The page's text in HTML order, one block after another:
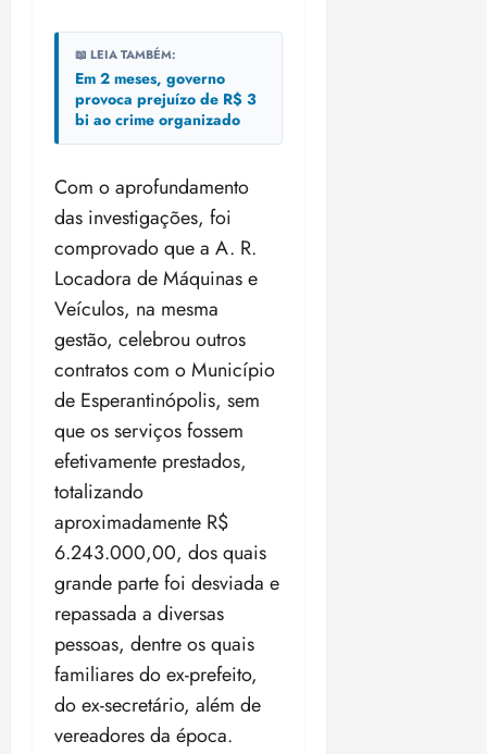
📖 LEIA TAMBÉM:
Em 2 meses, governo
provoca prejuízo de R$ 3
bi ao crime organizado
Com o aprofundamento
das investigações, foi
comprovado que a A. R.
Locadora de Máquinas e
Veículos, na mesma
gestão, celebrou outros
contratos com o Município
de Esperantinópolis, sem
que os serviços fossem
efetivamente prestados,
totalizando
aproximadamente R$
6.243.000,00, dos quais
grande parte foi desviada e
repassada a diversas
pessoas, dentre os quais
familiares do ex-prefeito,
do ex-secretário, além de
vereadores da época.